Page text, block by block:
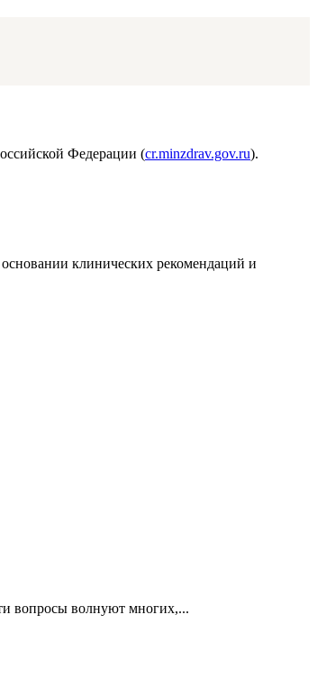
Федерации (cr.minzdrav.gov.ru).
клинических рекомендаций и
вопросы волнуют многих,...